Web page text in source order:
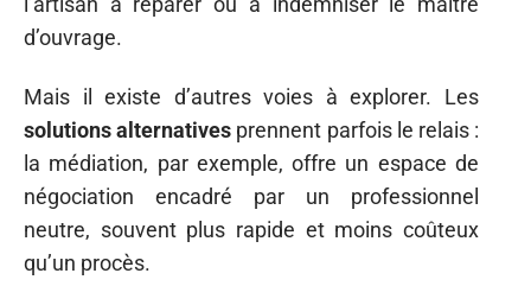
d’ouvrage.
Mais il existe d’autres voies à explorer. Les
solutions alternatives prennent parfois le relais :
la médiation, par exemple, offre un espace de
négociation encadré par un professionnel
neutre, souvent plus rapide et moins coûteux
qu’un procès.